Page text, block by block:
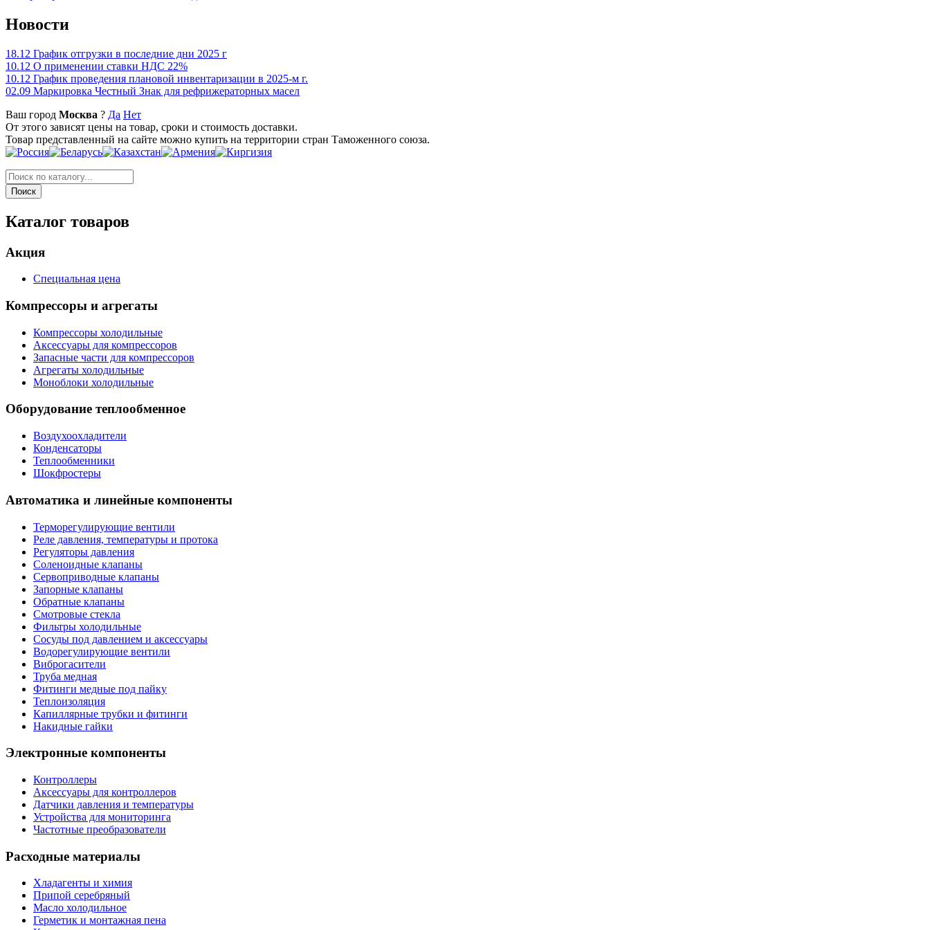
Новости
18.12 График отгрузки в последние дни 2025 г
10.12 О применении ставки НДС 22%
10.12 График проведения плановой инвентаризации в 2025-м г.
02.09 Маркировка Честный Знак для рефрижераторных масел
Ваш город Москва ? Да Нет
От этого зависят цены на товар, сроки и стоимость доставки.
Товар представленный на сайте можно купить на территории стран Таможенного союза.
Каталог товаров
Акция
Специальная цена
Компрессоры и агрегаты
Компрессоры холодильные
Аксессуары для компрессоров
Запасные части для компрессоров
Агрегаты холодильные
Моноблоки холодильные
Оборудование теплообменное
Воздухоохладители
Конденсаторы
Теплообменники
Шокфростеры
Автоматика и линейные компоненты
Терморегулирующие вентили
Реле давления, температуры и протока
Регуляторы давления
Соленоидные клапаны
Сервоприводные клапаны
Запорные клапаны
Обратные клапаны
Смотровые стекла
Фильтры холодильные
Сосуды под давлением и аксессуары
Водорегулирующие вентили
Виброгасители
Труба медная
Фитинги медные под пайку
Теплоизоляция
Капиллярные трубки и фитинги
Накидные гайки
Электронные компоненты
Контроллеры
Аксессуары для контроллеров
Датчики давления и температуры
Устройства для мониторинга
Частотные преобразователи
Расходные материалы
Хладагенты и химия
Припой серебряный
Масло холодильное
Герметик и монтажная пена